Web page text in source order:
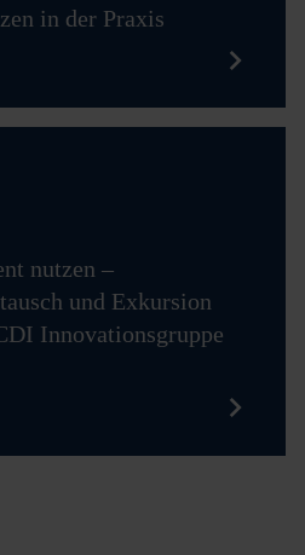
in der Praxis
nutzen –
und Exkursion
Innovationsgruppe